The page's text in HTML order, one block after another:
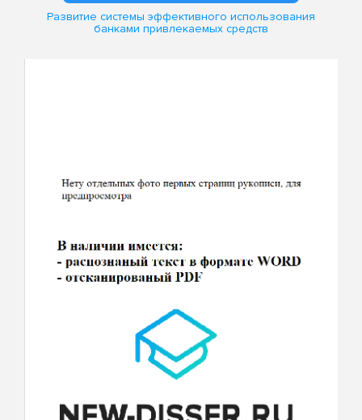
Развитие системы эффективного использования
банками привлекаемых средств